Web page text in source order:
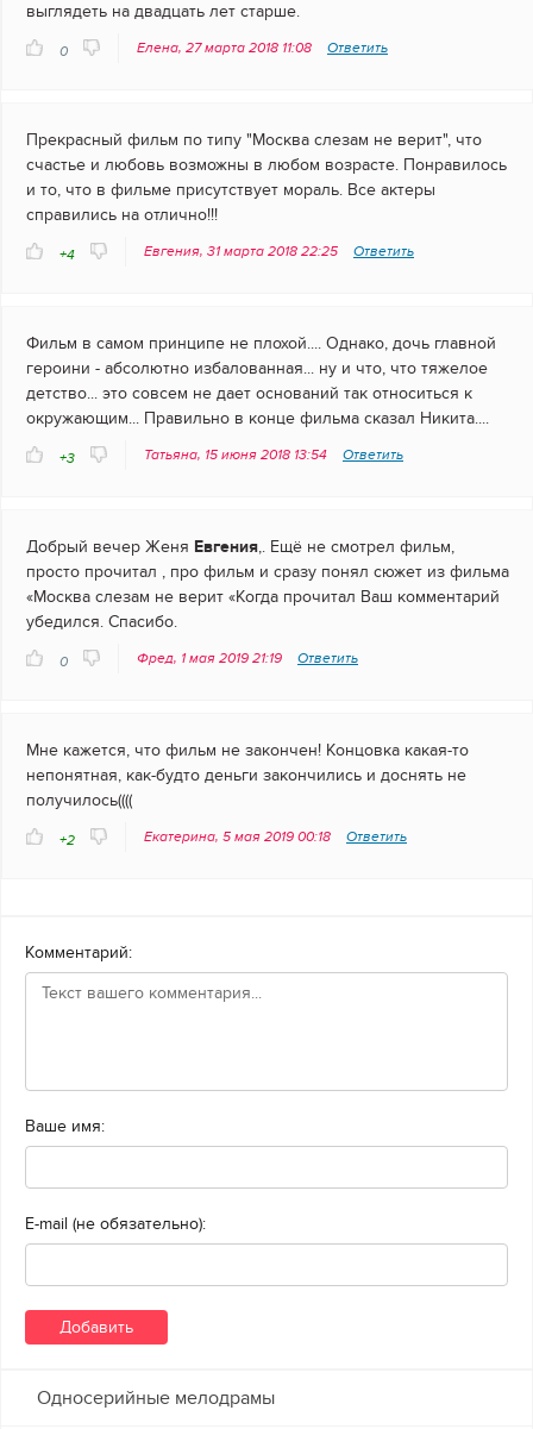
выглядеть на двадцать лет старше.
0 Елена, 27 марта 2018 11:08 Ответить
Прекрасный фильм по типу "Москва слезам не верит", что
счастье и любовь возможны в любом возрасте. Понравилось
и то, что в фильме присутствует мораль. Все актеры
справились на отлично!!!
+4 Евгения, 31 марта 2018 22:25 Ответить
Фильм в самом принципе не плохой.... Однако, дочь главной
героини - абсолютно избалованная... ну и что, что тяжелое
детство... это совсем не дает оснований так относиться к
окружающим... Правильно в конце фильма сказал Никита....
+3 Татьяна, 15 июня 2018 13:54 Ответить
Добрый вечер Женя Евгения,. Ещё не смотрел фильм,
просто прочитал , про фильм и сразу понял сюжет из фильма
«Москва слезам не верит «Когда прочитал Ваш комментарий
убедился. Спасибо.
0 Фред, 1 мая 2019 21:19 Ответить
Мне кажется, что фильм не закончен! Концовка какая-то
непонятная, как-будто деньги закончились и доснять не
получилось((((
+2 Екатерина, 5 мая 2019 00:18 Ответить
Комментарий:
Ваше имя:
E-mail (не обязательно):
Односерийные мелодрамы